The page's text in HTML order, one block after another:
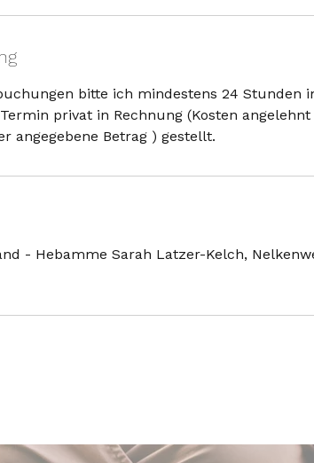
bitte ich mindestens 24 Stunden
privat in Rechnung (Kosten angelehnt
angegebene Betrag ) gestellt.
- Hebamme Sarah Latzer-Kelch,